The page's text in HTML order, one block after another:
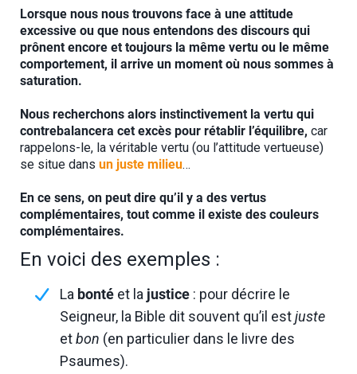
Lorsque nous nous trouvons face à une attitude
excessive ou que nous entendons des discours qui
prônent encore et toujours la même vertu ou le même
comportement, il arrive un moment où nous sommes à
saturation.
Nous recherchons alors instinctivement la vertu qui
contrebalancera cet excès pour rétablir l’équilibre, car
rappelons-le, la véritable vertu (ou l’attitude vertueuse)
se situe dans un juste milieu…
En ce sens, on peut dire qu’il y a des vertus
complémentaires, tout comme il existe des couleurs
complémentaires.
En voici des exemples :
La bonté et la justice : pour décrire le
Seigneur, la Bible dit souvent qu’il estjuste
etbon (en particulier dans le livre des
Psaumes).